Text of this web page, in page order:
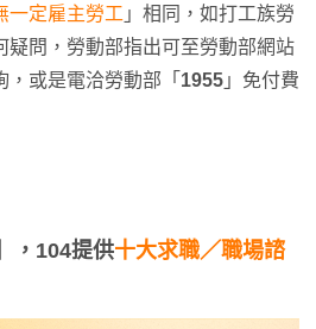
一定雇主勞工 」相同，如打工族勞
疑問，勞動部指出可至勞動部網站
，或是電洽勞動部「 1955 」免付費
，104提供十大求職／職場諮